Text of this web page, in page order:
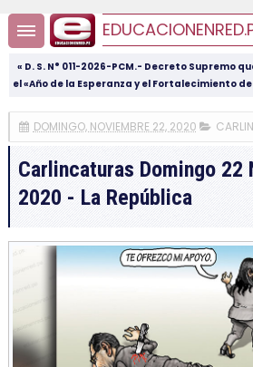
« D. S. N° 011-2026-PCM.- Decreto Supremo
el «Año de la Esperanza y el Fortalecimiento
DOMINGO, NOVIEMBRE 22, 2020
Carlincaturas Domingo 22
2020 - La República